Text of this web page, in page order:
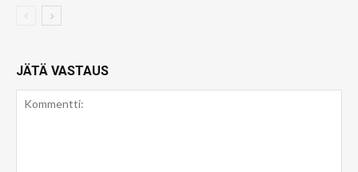
JÄTÄ VASTAUS